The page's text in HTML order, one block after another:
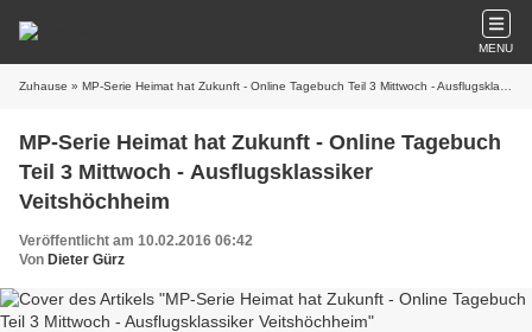
MENU
Zuhause » MP-Serie Heimat hat Zukunft - Online Tagebuch Teil 3 Mittwoch - Ausflugsklassiker Veitshöchheim
MP-Serie Heimat hat Zukunft - Online Tagebuch
Teil 3 Mittwoch - Ausflugsklassiker
Veitshöchheim
Veröffentlicht am 10.02.2016 06:42
Von Dieter Gürz